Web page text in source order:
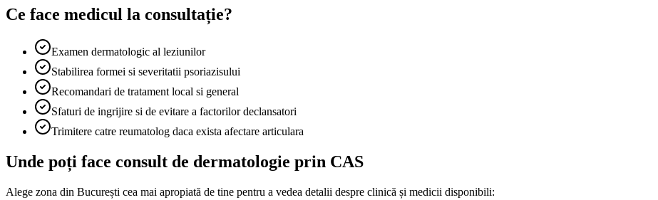
Ce face medicul la consultație?
Examen dermatologic al leziunilor
Stabilirea formei si severitatii psoriazisului
Recomandari de tratament local si general
Sfaturi de ingrijire si de evitare a factorilor declansatori
Trimitere catre reumatolog daca exista afectare articulara
Unde poți face consult de dermatologie prin CAS
Alege zona din București cea mai apropiată de tine pentru a vedea detalii despre clinică și medicii disponibili: